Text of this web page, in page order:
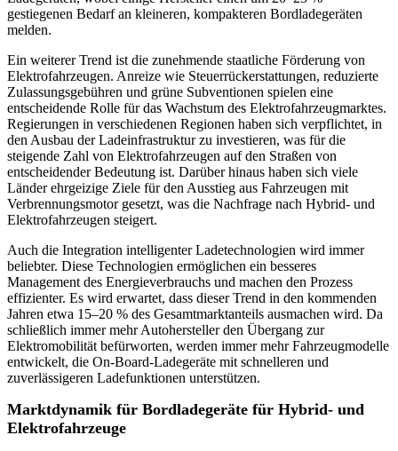
gestiegenen Bedarf an kleineren, kompakteren Bordladegeräten
melden.
Ein weiterer Trend ist die zunehmende staatliche Förderung von
Elektrofahrzeugen. Anreize wie Steuerrückerstattungen, reduzierte
Zulassungsgebühren und grüne Subventionen spielen eine
entscheidende Rolle für das Wachstum des Elektrofahrzeugmarktes.
Regierungen in verschiedenen Regionen haben sich verpflichtet, in
den Ausbau der Ladeinfrastruktur zu investieren, was für die
steigende Zahl von Elektrofahrzeugen auf den Straßen von
entscheidender Bedeutung ist. Darüber hinaus haben sich viele
Länder ehrgeizige Ziele für den Ausstieg aus Fahrzeugen mit
Verbrennungsmotor gesetzt, was die Nachfrage nach Hybrid- und
Elektrofahrzeugen steigert.
Auch die Integration intelligenter Ladetechnologien wird immer
beliebter. Diese Technologien ermöglichen ein besseres
Management des Energieverbrauchs und machen den Prozess
effizienter. Es wird erwartet, dass dieser Trend in den kommenden
Jahren etwa 15–20 % des Gesamtmarktanteils ausmachen wird. Da
schließlich immer mehr Autohersteller den Übergang zur
Elektromobilität befürworten, werden immer mehr Fahrzeugmodelle
entwickelt, die On-Board-Ladegeräte mit schnelleren und
zuverlässigeren Ladefunktionen unterstützen.
Marktdynamik für Bordladegeräte für Hybrid- und
Elektrofahrzeuge